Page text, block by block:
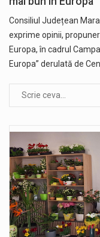
Consiliul Județean
exprime opinii,
Europa, în cadrul
Europa” derulată de